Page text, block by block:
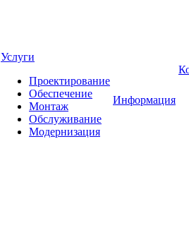
Услуги
Проектирование
Обеспечение
Монтаж
Обслуживание
Модернизация
Информация